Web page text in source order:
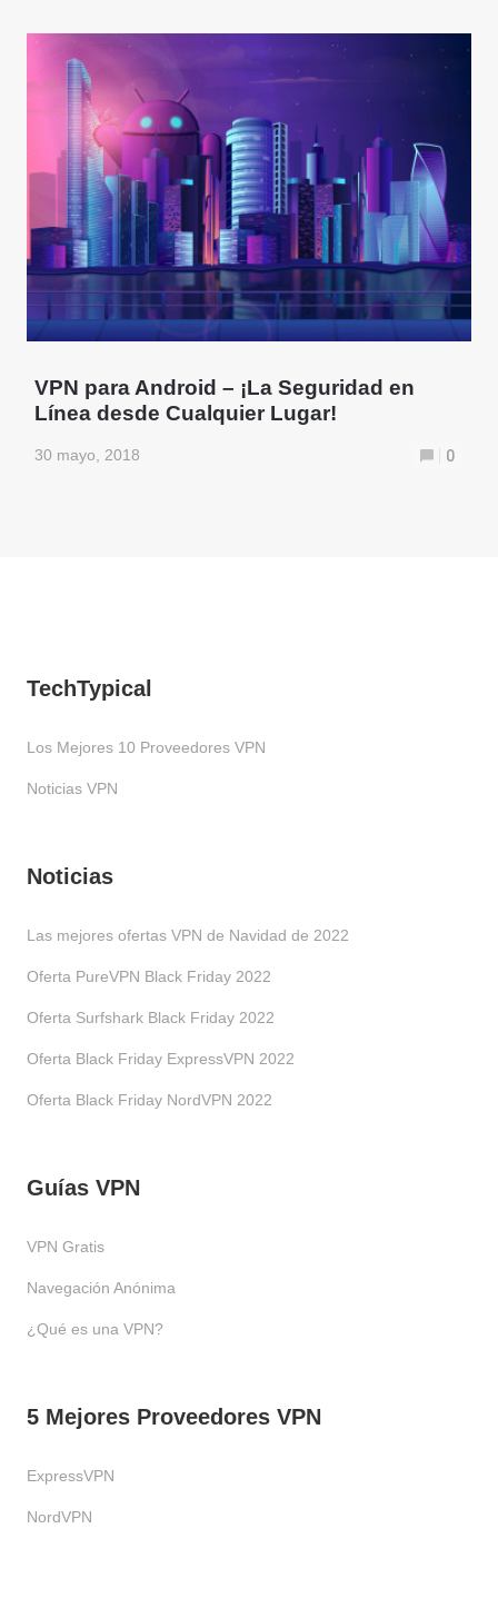
VPN para Android – ¡La Seguridad en
Línea desde Cualquier Lugar!
30 mayo, 2018 0
TechTypical
Los Mejores 10 Proveedores VPN
Noticias VPN
Noticias
Las mejores ofertas VPN de Navidad de 2022
Oferta PureVPN Black Friday 2022
Oferta Surfshark Black Friday 2022
Oferta Black Friday ExpressVPN 2022
Oferta Black Friday NordVPN 2022
Guías VPN
VPN Gratis
Navegación Anónima
¿Qué es una VPN?
5 Mejores Proveedores VPN
ExpressVPN
NordVPN